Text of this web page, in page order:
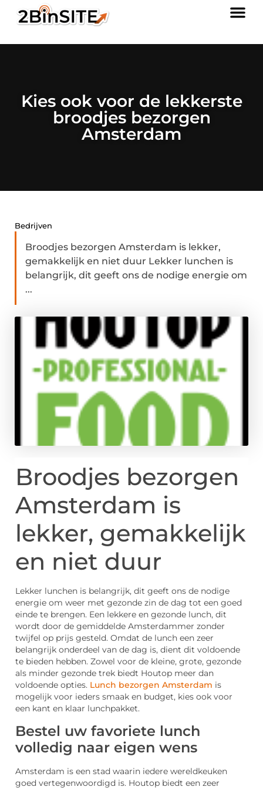
Kies ook voor de lekkerste
broodjes bezorgen
Amsterdam
Bedrijven
Broodjes bezorgen Amsterdam is lekker,
gemakkelijk en niet duur Lekker lunchen is
belangrijk, dit geeft ons de nodige energie om
...
Broodjes bezorgen
Amsterdam is
lekker, gemakkelijk
en niet duur
Lekker lunchen is belangrijk, dit geeft ons de nodige
energie om weer met gezonde zin de dag tot een goed
einde te brengen. Een lekkere en gezonde lunch, dit
wordt door de gemiddelde Amsterdammer zonder
twijfel op prijs gesteld. Omdat de lunch een zeer
belangrijk onderdeel van de dag is, dient dit voldoende
te bieden hebben. Zowel voor de kleine, grote, gezonde
als minder gezonde trek biedt Houtop meer dan
voldoende opties. Lunch bezorgen Amsterdam is
mogelijk voor ieders smaak en budget, kies ook voor
een kant en klaar lunchpakket.
Bestel uw favoriete lunch
volledig naar eigen wens
Amsterdam is een stad waarin iedere wereldkeuken
goed vertegenwoordigd is. Houtop biedt een zeer